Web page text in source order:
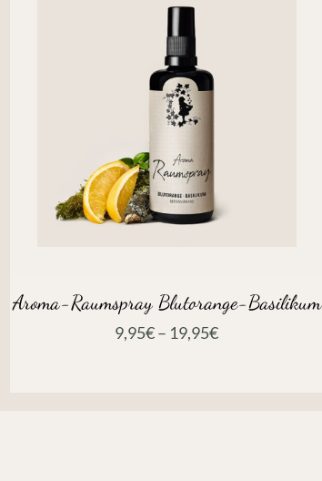
Aroma-Raumspray Blutorange-Basilikum
9,95€– 19,95€